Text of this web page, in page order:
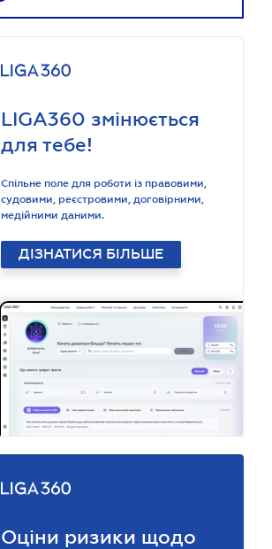
LIGA360 змінюється
для тебе!
Спільне поле для роботи із правовими,
судовими, реєстровими, договірними,
медійними даними.
ДІЗНАТИСЯ БІЛЬШЕ
Оціни ризики щодо